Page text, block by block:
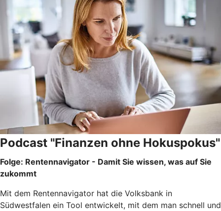
Podcast "Finanzen ohne Hokuspokus"
Folge: Rentennavigator - Damit Sie wissen, was auf Sie
zukommt
Mit dem Rentennavigator hat die Volksbank in
Südwestfalen ein Tool entwickelt, mit dem man schnell und